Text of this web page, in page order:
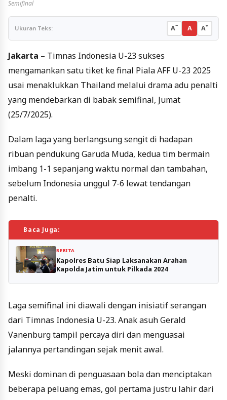
Semifinal
Ukuran Teks: A− A A+
Jakarta – Timnas Indonesia U-23 sukses
mengamankan satu tiket ke final Piala AFF U-23 2025
usai menaklukkan Thailand melalui drama adu penalti
yang mendebarkan di babak semifinal, Jumat
(25/7/2025).
Dalam laga yang berlangsung sengit di hadapan
ribuan pendukung Garuda Muda, kedua tim bermain
imbang 1-1 sepanjang waktu normal dan tambahan,
sebelum Indonesia unggul 7-6 lewat tendangan
penalti.
Baca Juga:
BERITA
Kapolres Batu Siap Laksanakan Arahan
Kapolda Jatim untuk Pilkada 2024
Laga semifinal ini diawali dengan inisiatif serangan
dari Timnas Indonesia U-23. Anak asuh Gerald
Vanenburg tampil percaya diri dan menguasai
jalannya pertandingan sejak menit awal.
Meski dominan di penguasaan bola dan menciptakan
beberapa peluang emas, gol pertama justru lahir dari